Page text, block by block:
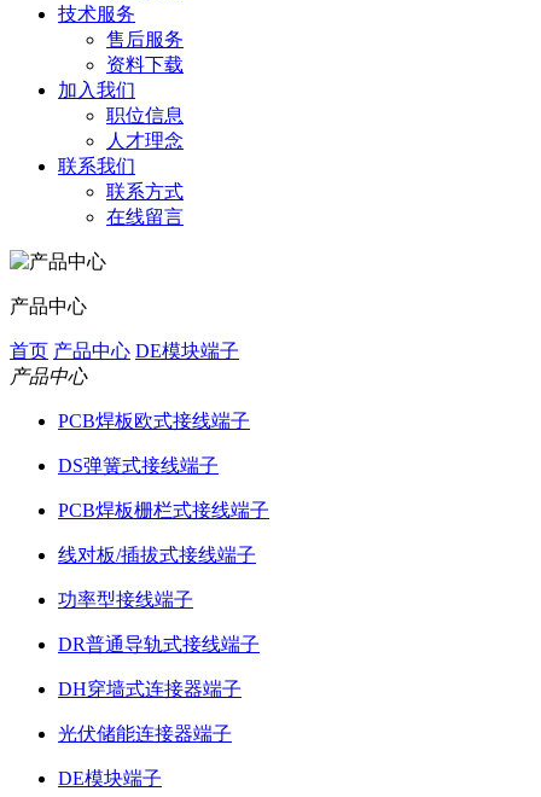
技术服务
售后服务
资料下载
加入我们
职位信息
人才理念
联系我们
联系方式
在线留言
产品中心
首页 产品中心 DE模块端子
产品中心
PCB焊板欧式接线端子
DS弹簧式接线端子
PCB焊板栅栏式接线端子
线对板/插拔式接线端子
功率型接线端子
DR普通导轨式接线端子
DH穿墙式连接器端子
光伏储能连接器端子
DE模块端子